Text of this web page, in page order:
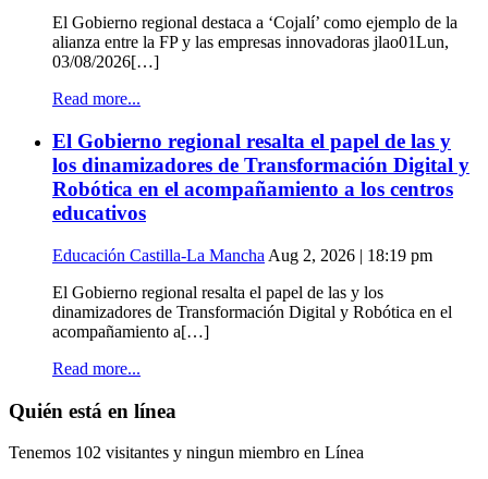
El Gobierno regional destaca a ‘Cojalí’ como ejemplo de la
alianza entre la FP y las empresas innovadoras jlao01Lun,
03/08/2026[…]
Read more...
El Gobierno regional resalta el papel de las y
los dinamizadores de Transformación Digital y
Robótica en el acompañamiento a los centros
educativos
Educación Castilla-La Mancha Aug 2, 2026 | 18:19 pm
El Gobierno regional resalta el papel de las y los
dinamizadores de Transformación Digital y Robótica en el
acompañamiento a[…]
Read more...
Quién está en línea
Tenemos 102 visitantes y ningun miembro en Línea